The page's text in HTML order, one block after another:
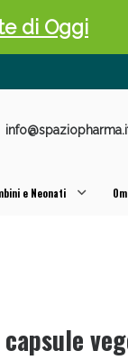
e Neonati
di Oggi
al 55%